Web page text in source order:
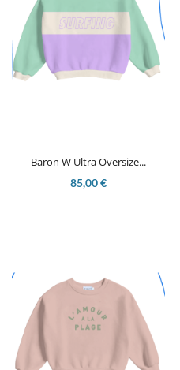
Baron W Ultra Oversize...
85,00 €